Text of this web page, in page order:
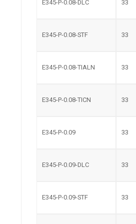
E345-P-0.08-DLC 33
E345-P-0.08-STF 33
E345-P-0.08-TIALN 33
E345-P-0.08-TICN 33
E345-P-0.09 33
E345-P-0.09-DLC 33
E345-P-0.09-STF 33